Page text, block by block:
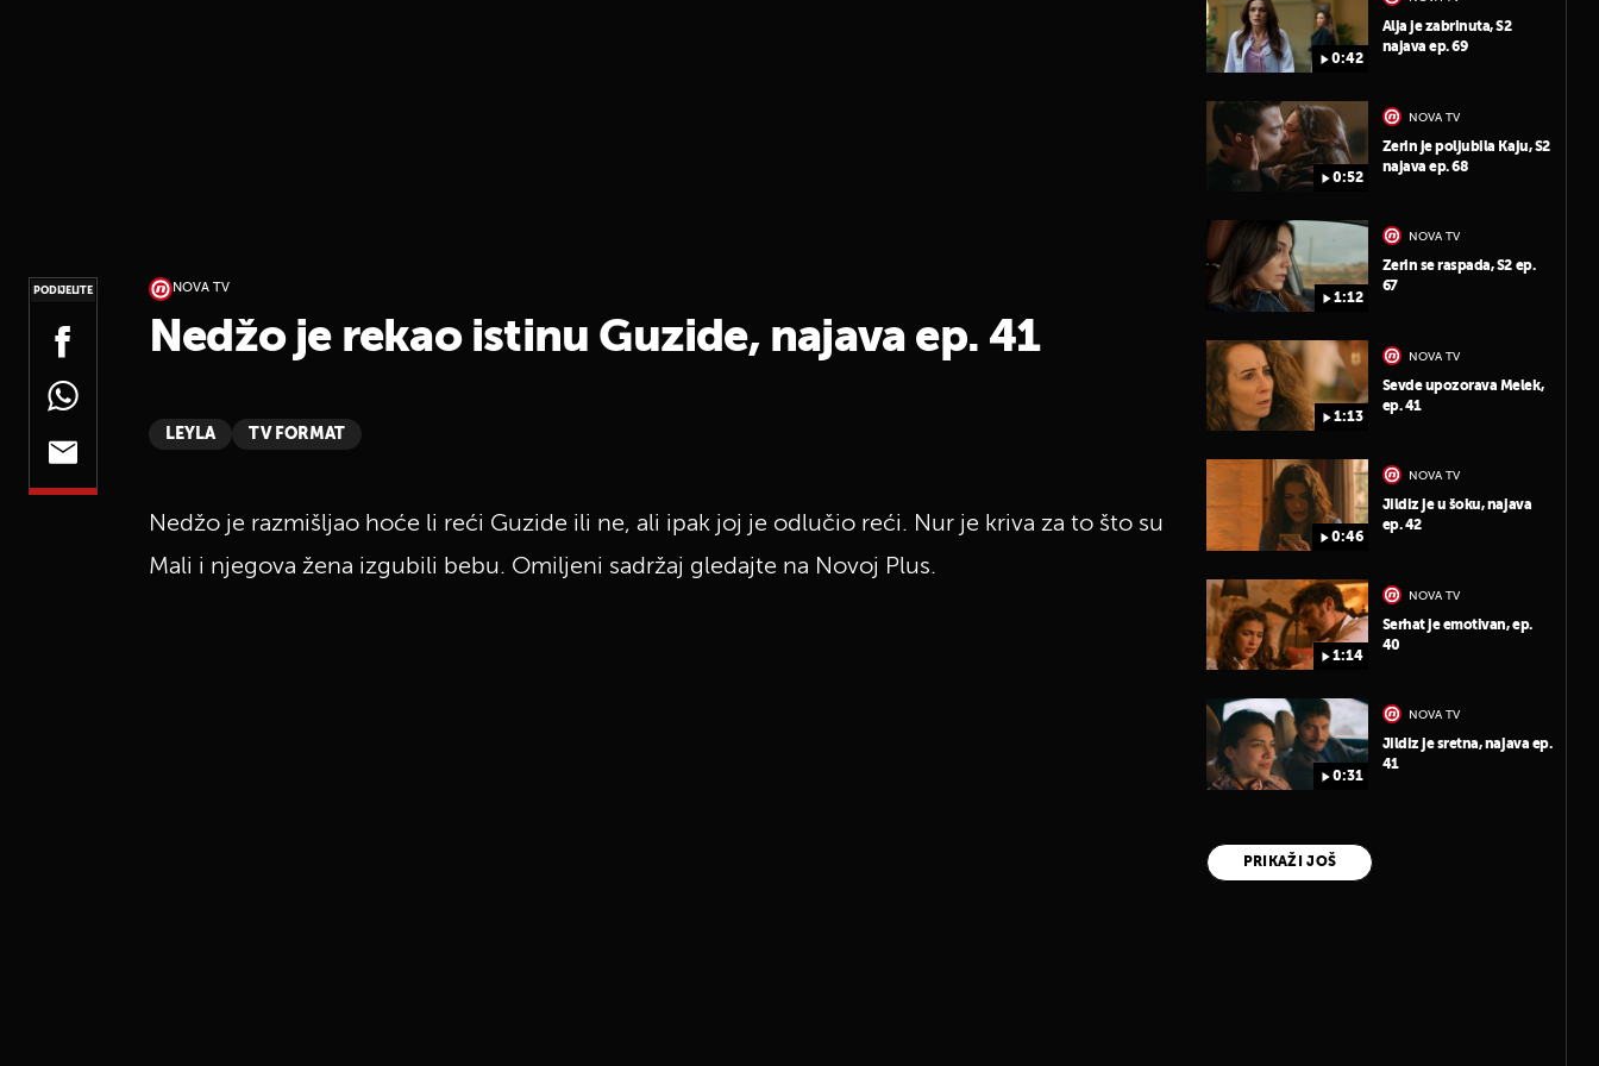
PODIJELITE NOVA TV
Nedžo je rekao istinu Guzide, najava ep. 41
LEYLA TV FORMAT
Nedžo je razmišljao hoće li reći Guzide ili ne, ali ipak joj je odlučio reći. Nur je kriva za to što su
Mali i njegova žena izgubili bebu. Omiljeni sadržaj gledajte na Novoj Plus.
0:42
Alja je zabrinuta, S2
najava ep. 69
0:52
NOVA TV
Zerin je poljubila Kaju, S2
najava ep. 68
1:12
NOVA TV
Zerin se raspada, S2 ep.
67
1:13
NOVA TV
Sevde upozorava Melek,
ep. 41
0:46
NOVA TV
Jildiz je u šoku, najava
ep. 42
1:14
NOVA TV
Serhat je emotivan, ep.
40
0:31
NOVA TV
Jildiz je sretna, najava ep.
41
PRIKAŽI JOŠ